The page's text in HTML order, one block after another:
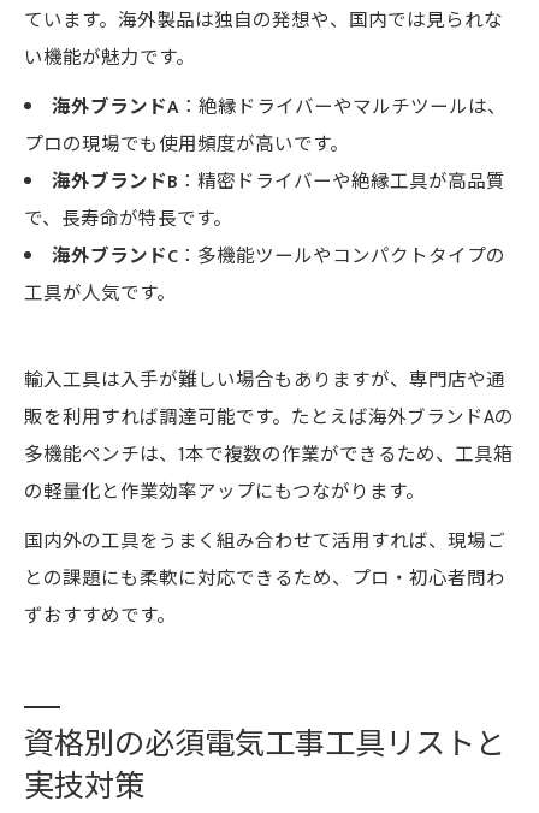
ています。海外製品は独自の発想や、国内では見られな
い機能が魅力です。
海外ブランドA：絶縁ドライバーやマルチツールは、
プロの現場でも使用頻度が高いです。
海外ブランドB ：精密ドライバーや絶縁工具が高品質
で、長寿命が特長です。
海外ブランドC：多機能ツールやコンパクトタイプの
工具が人気です。
輸入工具は入手が難しい場合もありますが、専門店や通
販を利用すれば調達可能です。たとえば海外ブランドAの
多機能ペンチは、1本で複数の作業ができるため、工具箱
の軽量化と作業効率アップにもつながります。
国内外の工具をうまく組み合わせて活用すれば、現場ご
との課題にも柔軟に対応できるため、プロ・初心者問わ
ずおすすめです。
資格別の必須電気工事工具リストと
実技対策